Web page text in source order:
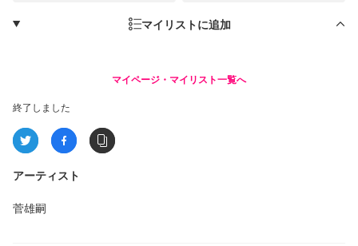
マイリストに追加
マイページ・マイリスト一覧へ
終了しました
アーティスト
菅雄嗣